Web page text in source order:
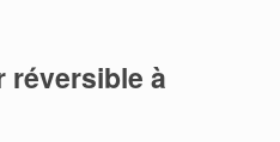
réversible à